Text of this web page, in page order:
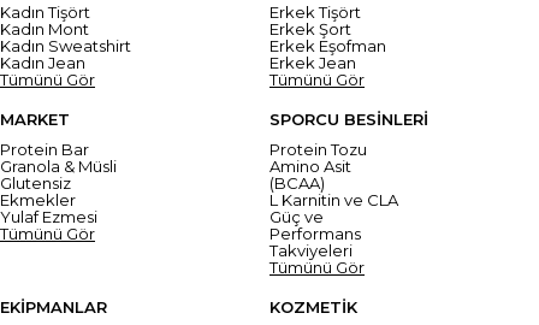
Kadın Tişört
Kadın Mont
Kadın Sweatshirt
Kadın Jean
Tümünü Gör
Erkek Tişört
Erkek Şort
Erkek Eşofman
Erkek Jean
Tümünü Gör
MARKET
Protein Bar
Granola & Müsli
Glutensiz
Ekmekler
Yulaf Ezmesi
Tümünü Gör
SPORCU BESİNLERİ
Protein Tozu
Amino Asit
(BCAA)
L Karnitin ve CLA
Güç ve
Performans
Takviyeleri
Tümünü Gör
EKİPMANLAR
KOZMETİK